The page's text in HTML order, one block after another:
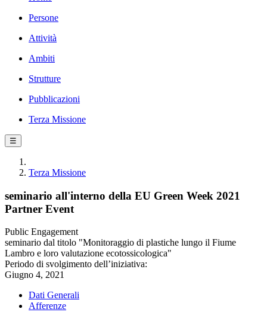
Persone
Attività
Ambiti
Strutture
Pubblicazioni
Terza Missione
☰
Terza Missione
seminario all'interno della EU Green Week 2021
Partner Event
Public Engagement
seminario dal titolo "Monitoraggio di plastiche lungo il Fiume
Lambro e loro valutazione ecotossicologica"
Periodo di svolgimento dell’iniziativa:
Giugno 4, 2021
Dati Generali
Afferenze